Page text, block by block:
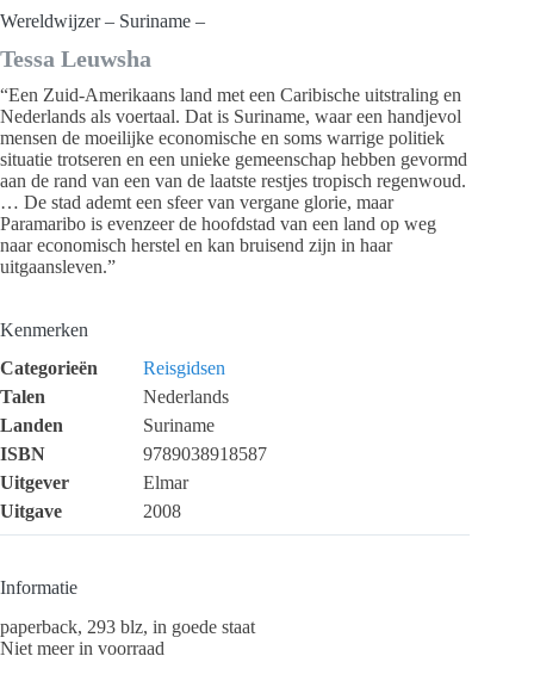
Wereldwijzer – Suriname –
Tessa Leuwsha
“Een Zuid-Amerikaans land met een Caribische uitstraling en
Nederlands als voertaal. Dat is Suriname, waar een handjevol
mensen de moeilijke economische en soms warrige politiek
situatie trotseren en een unieke gemeenschap hebben gevormd
aan de rand van een van de laatste restjes tropisch regenwoud.
… De stad ademt een sfeer van vergane glorie, maar
Paramaribo is evenzeer de hoofdstad van een land op weg
naar economisch herstel en kan bruisend zijn in haar
uitgaansleven.”
Kenmerken
Categorieën
Reisgidsen
Talen
Nederlands
Landen
Suriname
ISBN
9789038918587
Uitgever
Elmar
Uitgave
2008
Informatie
paperback, 293 blz, in goede staat
Niet meer in voorraad